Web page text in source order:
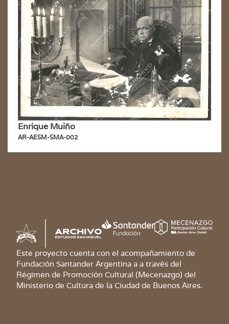
Enrique Muiño
AR-AESM-SMA-002
Este proyecto cuenta con el acompañamiento de
Fundación Santander Argentina a a través del
Régimen de Promoción Cultural (Mecenazgo) del
Ministerio de Cultura de la Ciudad de Buenos Aires.